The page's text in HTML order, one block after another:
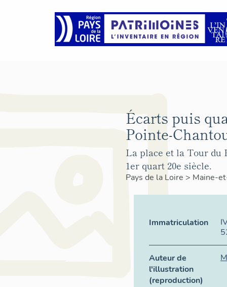
Écarts puis
Pointe-
La place et la Tour du
1er quart 20e siècle.
Pays de la Loire > Maine-
Immatriculation
Auteur de
l'illustration
(reproduction)